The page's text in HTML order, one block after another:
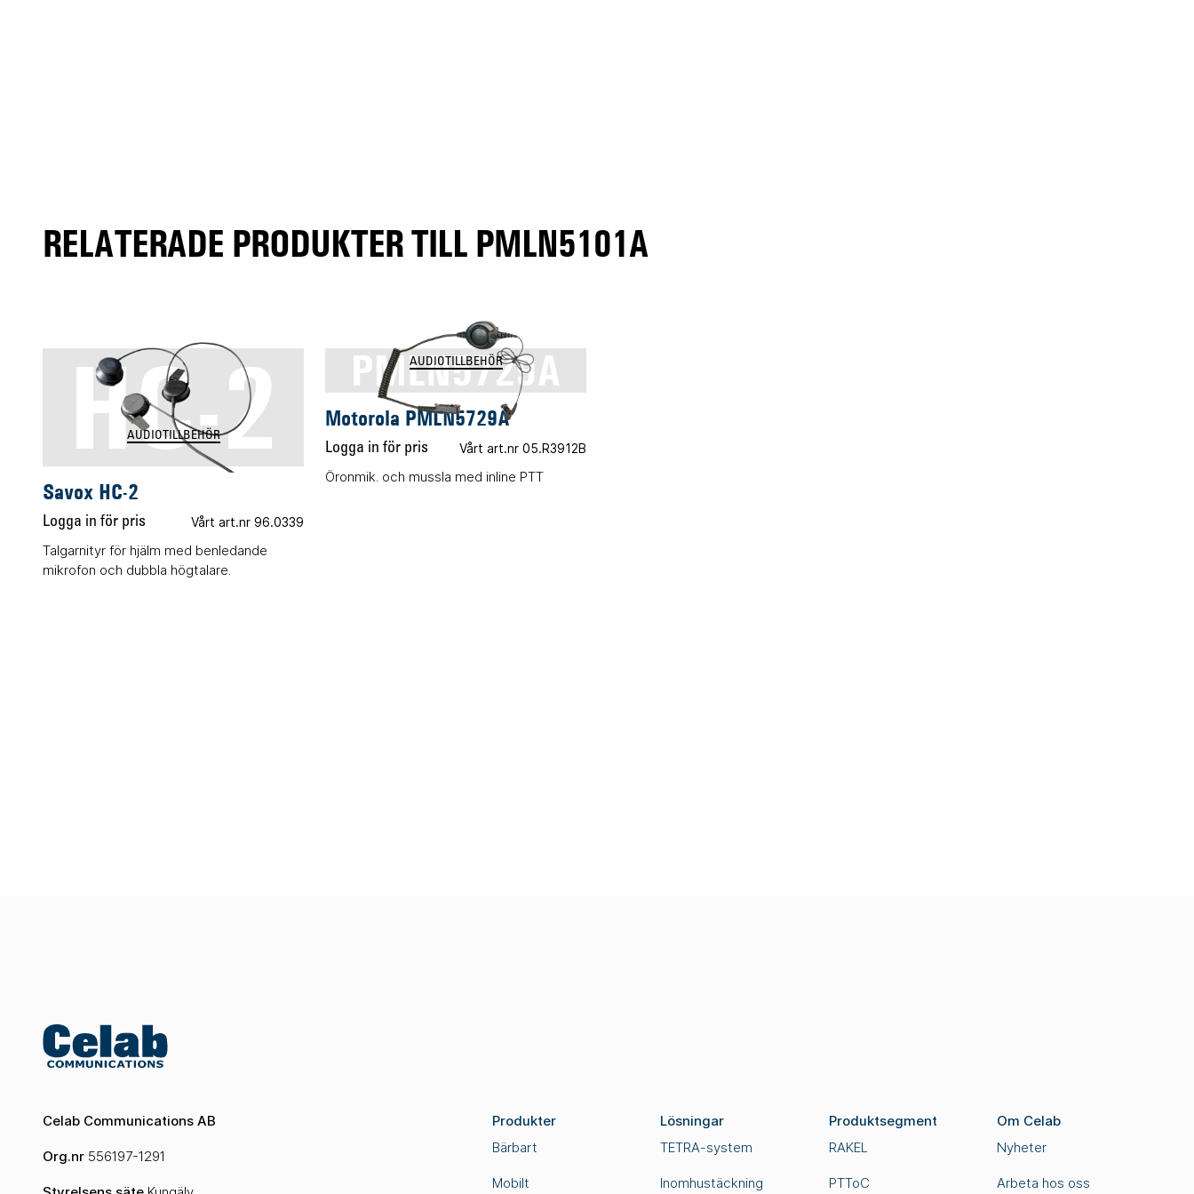
RELATERADE PRODUKTER TILL PMLN5101A
HC-2
AUDIOTILLBEHÖR
Savox HC-2
Logga in för pris Vårt art.nr 96.0339
Talgarnityr för hjälm med benledande
mikrofon och dubbla högtalare.
PMLN5729A
AUDIOTILLBEHÖR
Motorola PMLN5729A
Logga in för pris Vårt art.nr 05.R3912B
Öronmik. och mussla med inline PTT
Celab Communications AB
Org.nr 556197-1291
Produkter
Bärbart
Mobilt
Lösningar
TETRA-system
Inomhustäckning
Produktsegment
RAKEL
PTToC
Om Celab
Nyheter
Arbeta hos oss